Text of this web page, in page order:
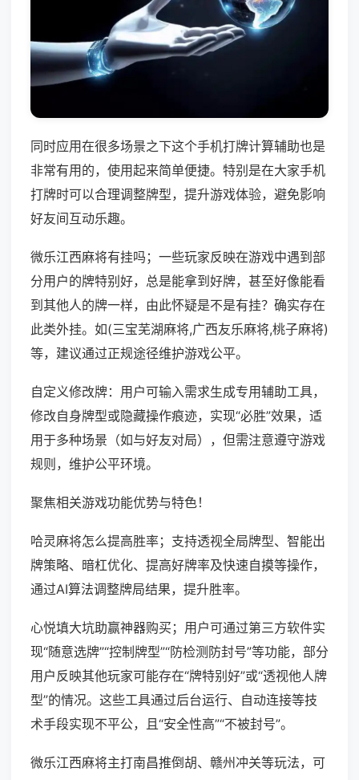
同时应用在很多场景之下这个手机打牌计算辅助也是
非常有用的，使用起来简单便捷。特别是在大家手机
打牌时可以合理调整牌型，提升游戏体验，避免影响
好友间互动乐趣。
微乐江西麻将有挂吗；一些玩家反映在游戏中遇到部
分用户的牌特别好，总是能拿到好牌，甚至好像能看
到其他人的牌一样，由此怀疑是不是有挂？确实存在
此类外挂。如(三宝芜湖麻将,广西友乐麻将,桃子麻将)
等，建议通过正规途径维护游戏公平。
自定义修改牌：用户可输入需求生成专用辅助工具，
修改自身牌型或隐藏操作痕迹，实现“必胜”效果，适
用于多种场景（如与好友对局），但需注意遵守游戏
规则，维护公平环境。
聚焦相关游戏功能优势与特色！
哈灵麻将怎么提高胜率；支持透视全局牌型、智能出
牌策略、暗杠优化、提高好牌率及快速自摸等操作，
通过AI算法调整牌局结果，提升胜率。
心悦填大坑助赢神器购买；用户可通过第三方软件实
现“随意选牌”“控制牌型”“防检测防封号”等功能，部分
用户反映其他玩家可能存在“牌特别好”或“透视他人牌
型”的情况。这些工具通过后台运行、自动连接等技
术手段实现不平公，且“安全性高”“不被封号”。
微乐江西麻将主打南昌推倒胡、赣州冲关等玩法，可